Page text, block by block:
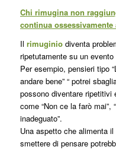
Chi rimugina non
continua ossessivamente
Il rimuginiodiventa
ripetutamente su un
Per esempio, pensieri tipo
andare bene” “ potrei
possono diventare ripetitivi
come “Non ce la farò mai”,
inadeguato”.
Una aspetto che alimenta il
smettere di pensare